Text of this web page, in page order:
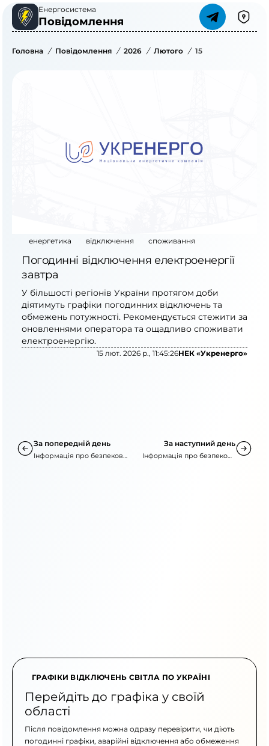
Енергосистема
Повідомлення
Головна / Повідомлення / 2026 / Лютого / 15
енергетика відключення споживання
Погодинні відключення електроенергії
завтра
У більшості регіонів України протягом доби
діятимуть графіки погодинних відключень та
обмежень потужності. Рекомендується стежити за
оновленнями оператора та ощадливо споживати
електроенергію.
15 лют. 2026 р., 11:45:26НЕК «Укренерго»
За попередній день
Інформація про безпекову
За наступний день
Інформація про безпекову
ГРАФІКИ ВІДКЛЮЧЕНЬ СВІТЛА ПО УКРАЇНІ
Перейдіть до графіка у своїй
області
Після повідомлення можна одразу перевірити, чи діють
погодинні графіки, аварійні відключення або обмеження